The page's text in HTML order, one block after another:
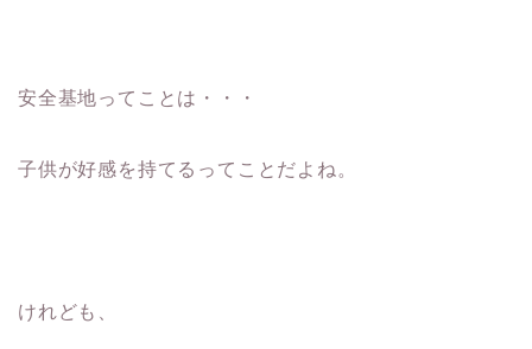
安全基地ってことは・・・
子供が好感を持てるってことだよね。
けれども、